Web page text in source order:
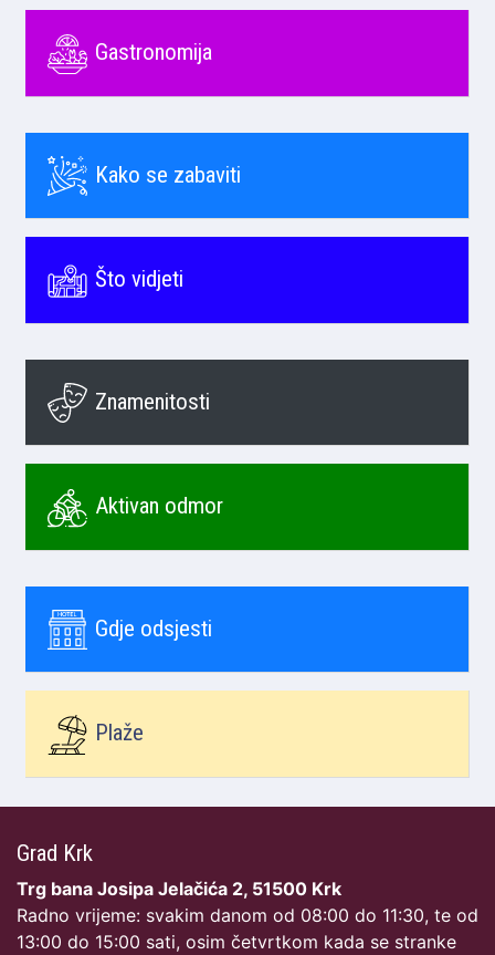
Gastronomija
Kako se zabaviti
Što vidjeti
Znamenitosti
Aktivan odmor
Gdje odsjesti
Plaže
Grad Krk
Trg bana Josipa Jelačića 2, 51500 Krk
Radno vrijeme: svakim danom od 08:00 do 11:30, te od
13:00 do 15:00 sati, osim četvrtkom kada se stranke